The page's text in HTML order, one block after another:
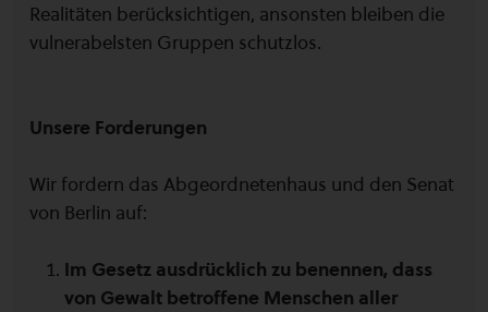
Realitäten berücksichtigen, ansonsten bleiben die
vulnerabelsten Gruppen schutzlos.
Unsere Forderungen
Wir fordern das Abgeordnetenhaus und den Senat
von Berlin auf:
Im Gesetz ausdrücklich zu benennen, dass
von Gewalt betroffene Menschen aller